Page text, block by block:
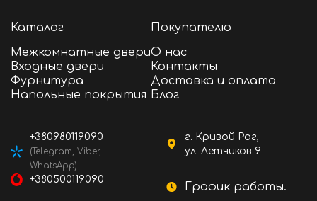
Каталог
Межкомнатные двери
Входные двери
Фурнитура
Напольные покрытия
Покупателю
О нас
Контакты
Доставка и оплата
Блог
г. Кривой Рог,
ул. Летчиков 9
График работы.
+380980119090
(Telegram, Viber,
WhatsApp)
+380500119090